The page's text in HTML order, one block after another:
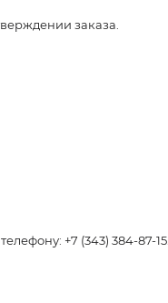
заказа.
+7 (343) 384-87-15.